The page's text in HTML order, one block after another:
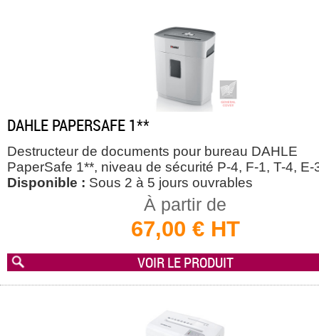
DAHLE PAPERSAFE 1**
Destructeur de documents pour bureau DAHLE
PaperSafe 1**, niveau de sécurité P-4, F-1, T-4, E-
Disponible : Sous 2 à 5 jours ouvrables
À partir de
67,00 € HT
VOIR LE PRODUIT